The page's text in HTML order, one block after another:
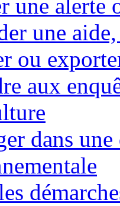
une alerte
une
ou
aux
dans